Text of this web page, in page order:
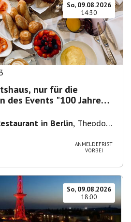
So, 09.08.2026
14:30
nur für die
des Events "100 Jahre
in Berlin, Theodor-
ANMELDEFRIST
VORBEI
So, 09.08.2026
18:00